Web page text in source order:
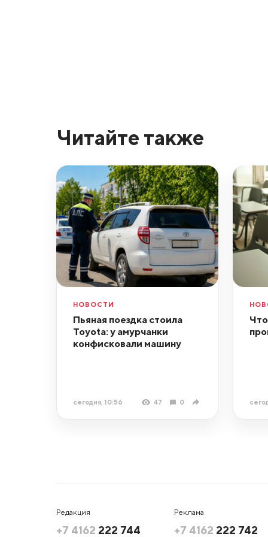
Читайте также
НОВОСТИ
Пьяная поездка стоила
Toyota: у амурчанки
конфисковали машину
сегодня, 10:56 47 0
Редакция
+7 4162 222 744
Реклама
+7 4162 222 742